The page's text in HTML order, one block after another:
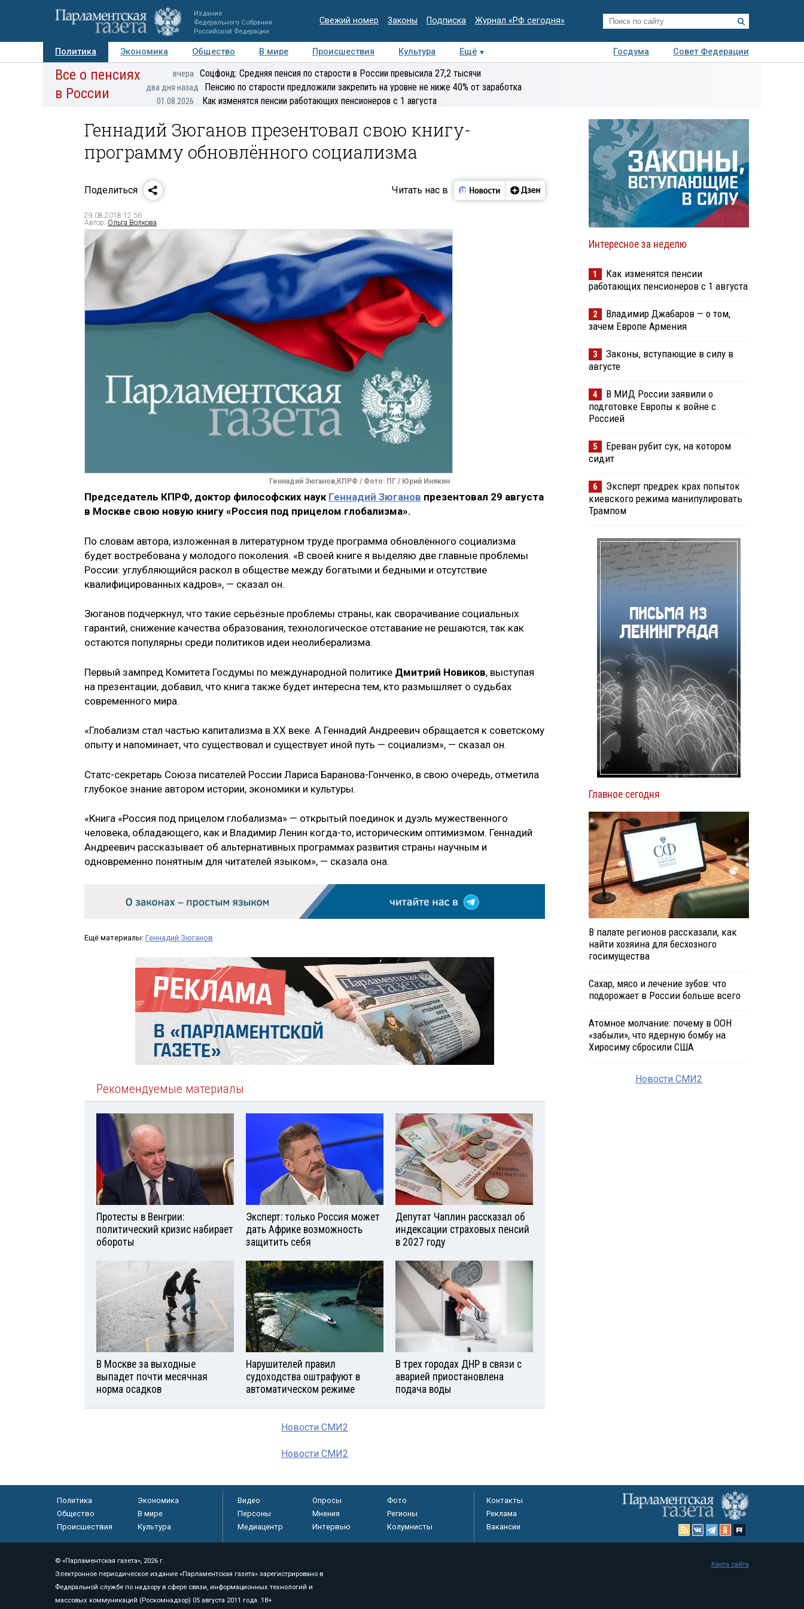
Издание
Федерального Собрания
Российской Федерации
Свежий номер Законы Подписка Журнал «РФ сегодня»
Политика Экономика Общество В мире Происшествия Культура Ещё Госдума
Совет Федерации
Авторы Персоны Мнения Регионы Медиацентр Интервью Колумнисты
экспертиза
Все о пенсиях
в России
вчера Соцфонд: Средняя пенсия по старости в России превысила 27,2 тысячи
два дня назад Пенсию по старости предложили закрепить на уровне не ниже 40% от заработка
01.08.2026 Как изменятся пенсии работающих пенсионеров с 1 августа
Геннадий Зюганов презентовал свою книгу-
программу обновлённого социализма
Поделиться Читать нас в
29.08.2018 12:56
Автор: Ольга Волкова
Геннадий Зюганов,КПРФ / Фото: ПГ / Юрий Инякин
Председатель КПРФ, доктор философских наук Геннадий Зюганов презентовал 29 августа
в Москве свою новую книгу «Россия под прицелом глобализма».
По словам автора, изложенная в литературном труде программа обновлённого социализма
будет востребована у молодого поколения. «В своей книге я выделяю две главные проблемы
России: углубляющийся раскол в обществе между богатыми и бедными и отсутствие
квалифицированных кадров», — сказал он.
Зюганов подчеркнул, что такие серьёзные проблемы страны, как сворачивание социальных
гарантий, снижение качества образования, технологическое отставание не решаются, так как
остаются популярны среди политиков идеи неолиберализма.
Первый зампред Комитета Госдумы по международной политике Дмитрий Новиков, выступая
на презентации, добавил, что книга также будет интересна тем, кто размышляет о судьбах
современного мира.
«Глобализм стал частью капитализма в XX веке. А Геннадий Андреевич обращается к советскому
опыту и напоминает, что существовал и существует иной путь — социализм», — сказал он.
Статс-секретарь Союза писателей России Лариса Баранова-Гонченко, в свою очередь, отметила
глубокое знание автором истории, экономики и культуры.
«Книга «Россия под прицелом глобализма» — открытый поединок и дуэль мужественного
человека, обладающего, как и Владимир Ленин когда-то, историческим оптимизмом. Геннадий
Андреевич рассказывает об альтернативных программах развития страны научным и
одновременно понятным для читателей языком», — сказала она.
Ещё материалы: Геннадий Зюганов
Рекомендуемые материалы
Протесты в Венгрии:
политический кризис набирает
обороты
Эксперт: только Россия может
дать Африке возможность
защитить себя
Депутат Чаплин рассказал об
индексации страховых пенсий
в 2027 году
В Москве за выходные
выпадет почти месячная
норма осадков
Нарушителей правил
судоходства оштрафуют в
автоматическом режиме
В трех городах ДНР в связи с
аварией приостановлена
подача воды
Новости СМИ2
Новости СМИ2
Интересное за неделю
1
Как изменятся пенсии
работающих пенсионеров с 1 августа
2
Владимир Джабаров — о том,
зачем Европе Армения
3
Законы, вступающие в силу в
августе
4
В МИД России заявили о
подготовке Европы к войне с
Россией
5
Ереван рубит сук, на котором
сидит
6
Эксперт предрек крах попыток
киевского режима манипулировать
Трампом
Главное сегодня
В палате регионов рассказали, как
найти хозяина для бесхозного
госимущества
Сахар, мясо и лечение зубов: что
подорожает в России больше всего
Атомное молчание: почему в ООН
«забыли», что ядерную бомбу на
Хиросиму сбросили США
Новости СМИ2
Политика
Экономика
Общество
В мире
Происшествия
Культура
Видео Опросы
Фото
Персоны
Мнения
Регионы
Медиацентр
Интервью Колумнисты
Контакты
Реклама
Вакансии
© «Парламентская газета», 2026 г.
Электронное периодическое издание «Парламентская газета» зарегистрировано в
Федеральной службе по надзору в сфере связи, информационных технологий и
массовых коммуникаций (Роскомнадзор) 05 августа 2011 года. 18+
Карта сайта